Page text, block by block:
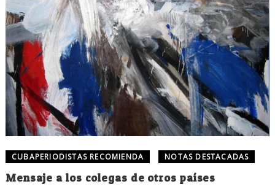
CUBAPERIODISTAS RECOMIENDA NOTAS DESTACADAS
Mensaje a los colegas de otros países